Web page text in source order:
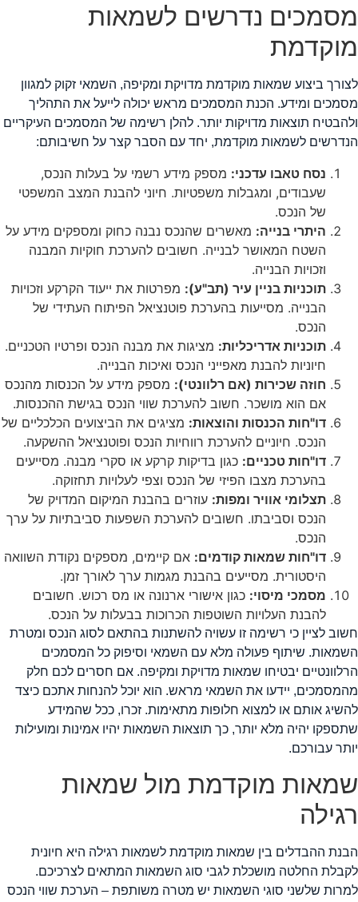
נדרשים לשמאות
ביצוע שמאות מוקדמת מדויקת ומקיפה, השמאי זקוק למגוון
ומידע. הכנת המסמכים מראש יכולה לייעל את התהליך
תוצאות מדויקות יותר. להלן רשימה של המסמכים העיקריים
לשמאות מוקדמת, יחד עם הסבר קצר על חשיבותם:
נסח טאבו עדכני:מספק מידע רשמי על בעלות הנכס,
שעבודים, ומגבלות משפטיות. חיוני להבנת המצב המשפטי
של הנכס.
היתרי בנייה:מאשרים שהנכס נבנה כחוק ומספקים מידע על
השטח המאושר לבנייה. חשובים להערכת חוקיות המבנה
וזכויות הבנייה.
תוכניות בניין עיר (תב"ע):מפרטות את ייעוד הקרקע וזכויות
הבנייה. מסייעות בהערכת פוטנציאל הפיתוח העתידי של
הנכס.
תוכניות אדריכליות:מציגות את מבנה הנכס ופרטיו הטכניים.
חיוניות להבנת מאפייני הנכס ואיכות הבנייה.
חוזה שכירות (אם רלוונטי):מספק מידע על הכנסות מהנכס
אם הוא מושכר. חשוב להערכת שווי הנכס בגישת ההכנסות.
דו"חות הכנסות והוצאות:מציגים את הביצועים הכלכליים של
הנכס. חיוניים להערכת רווחיות הנכס ופוטנציאל ההשקעה.
דו"חות טכניים:כגון בדיקות קרקע או סקרי מבנה. מסייעים
בהערכת מצבו הפיזי של הנכס וצפי לעלויות תחזוקה.
תצלומי אוויר ומפות:עוזרים בהבנת המיקום המדויק של
הנכס וסביבתו. חשובים להערכת השפעות סביבתיות על ערך
הנכס.
דו"חות שמאות קודמים:אם קיימים, מספקים נקודת השוואה
היסטורית. מסייעים בהבנת מגמות ערך לאורך זמן.
מסמכי מיסוי:כגון אישורי ארנונה או מס רכוש. חשובים
להבנת העלויות השוטפות הכרוכות בבעלות על הנכס.
לציין כי רשימה זו עשויה להשתנות בהתאם לסוג הנכס ומטרת
שיתוף פעולה מלא עם השמאי וסיפוק כל המסמכים
יבטיחו שמאות מדויקת ומקיפה. אם חסרים לכם חלק
יידעו את השמאי מראש. הוא יוכל להנחות אתכם כיצד
אותם או למצוא חלופות מתאימות. זכרו, ככל שהמידע
יהיה מלא יותר, כך תוצאות השמאות יהיו אמינות ומועילות
עבורכם.
מוקדמת מול שמאות
ההבדלים בין שמאות מוקדמת לשמאות רגילה היא חיונית
החלטה מושכלת לגבי סוג השמאות המתאים לצרכיכם.
שלשני סוגי השמאות יש מטרה משותפת – הערכת שווי הנכס